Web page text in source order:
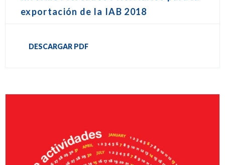
exportación de la IAB 2018
DESCARGAR PDF